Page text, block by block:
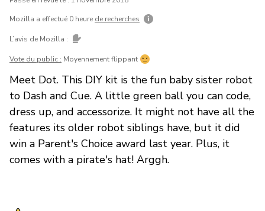
Mozilla a effectué 0 heure de recherches
L’avis de Mozilla :
Vote du public : Moyennement flippant
Meet Dot. This DIY kit is the fun baby sister robot
to Dash and Cue. A little green ball you can code,
dress up, and accessorize. It might not have all the
features its older robot siblings have, but it did
win a Parent's Choice award last year. Plus, it
comes with a pirate's hat! Arggh.